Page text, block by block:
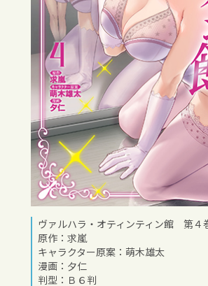
ヴァルハラ・オティンティン館 第４
原作：求嵐
キャラクター原案：萌木雄太
漫画：夕仁
判型：Ｂ６判